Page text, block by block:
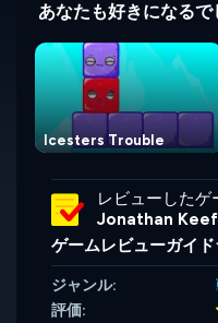
あなたも好きになるで
Icesters Trouble
レビューしたゲ
Jonathan
ゲームレビューガイ
ジャンル:
評価: